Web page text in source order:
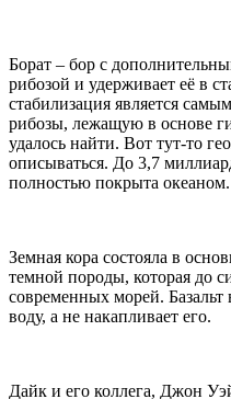
Борат – бор с
рибозой и удерживает её в
стабилизация является
рибозы, лежащую в основе
удалось найти. Вот тут-то
описываться. До 3,7
полностью покрыта океаном.
Земная кора состояла в
темной породы, которая до
современных морей.
воду, а не накапливает его.
Дайк и его коллега, Джон